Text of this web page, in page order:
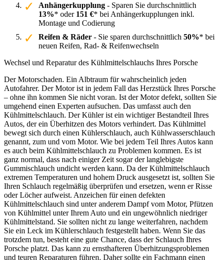
Anhängerkupplung - Sparen Sie durchschnittlich
13%* oder 151 €* bei Anhängerkupplungen inkl.
Montage und Codierung
Reifen & Räder - Sie sparen durchschnittlich 50%* bei
neuen Reifen, Rad- & Reifenwechseln
Wechsel und Reparatur des Kühlmittelschlauchs Ihres Porsche
Der Motorschaden. Ein Albtraum für wahrscheinlich jeden
Autofahrer. Der Motor ist in jedem Fall das Herzstück Ihres Porsche
– ohne ihn kommen Sie nicht voran. Ist der Motor defekt, sollten Sie
umgehend einen Experten aufsuchen. Das umfasst auch den
Kühlmittelschlauch. Der Kühler ist ein wichtiger Bestandteil Ihres
Autos, der ein Überhitzen des Motors verhindert. Das Kühlmittel
bewegt sich durch einen Kühlerschlauch, auch Kühlwasserschlauch
genannt, zum und vom Motor. Wie bei jedem Teil Ihres Autos kann
es auch beim Kühlmittelschlauch zu Problemen kommen. Es ist
ganz normal, dass nach einiger Zeit sogar der langlebigste
Gummischlauch undicht werden kann. Da der Kühlmittelschlauch
extremen Temperaturen und hohem Druck ausgesetzt ist, sollten Sie
Ihren Schlauch regelmäßig überprüfen und ersetzen, wenn er Risse
oder Löcher aufweist. Anzeichen für einen defekten
Kühlmittelschlauch sind unter anderem Dampf vom Motor, Pfützen
von Kühlmittel unter Ihrem Auto und ein ungewöhnlich niedriger
Kühlmittelstand. Sie sollten nicht zu lange weiterfahren, nachdem
Sie ein Leck im Kühlerschlauch festgestellt haben. Wenn Sie das
trotzdem tun, besteht eine gute Chance, dass der Schlauch Ihres
Porsche platzt. Das kann zu ernsthafteren Überhitzungsproblemen
und teuren Reparaturen führen. Daher sollte ein Fachmann einen